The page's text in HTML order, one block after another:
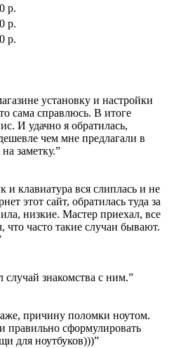
р.
р.
р.
установку и настройки
сама справлюсь. В итоге
И удачно я обратилась,
чем мне предлагали в
заметку.”
и клавиатура вся слиплась и не
этот сайт, обратилась туда за
низкие. Мастер приехал, все
что часто такие случаи бывают.
знакомства с ним.”
причину поломки ноутом.
правильно сформулировать
для ноутбуков)))”